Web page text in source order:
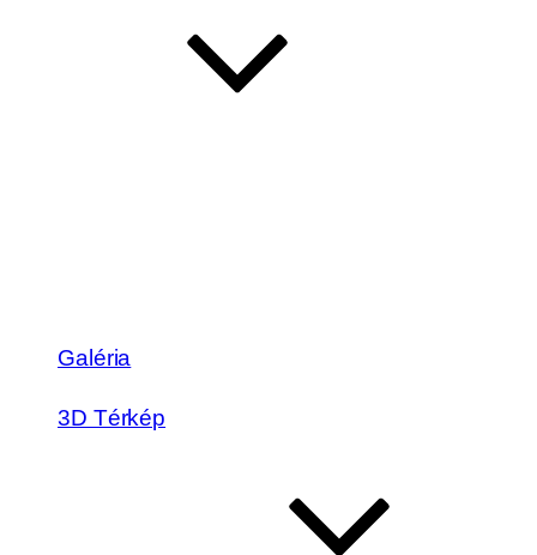
Galéria
3D Térkép